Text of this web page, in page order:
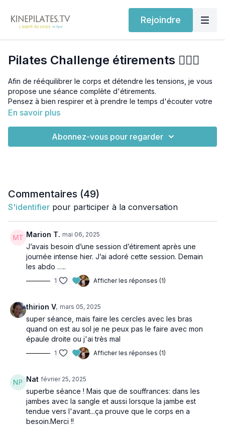
Rejoindre
Pilates Challenge étirements 🧘🏽‍♀️
Afin de rééquilibrer le corps et détendre les tensions, je vous
propose une séance complète d'étirements.
Pensez à bien respirer et à prendre le temps d'écouter votre
corps.
une sangle de yoga ou un long foulard ou une ceinture de
En savoir plus
Abonnez-vous pour regarder
Commentaires (49)
S'identifier pour participer à la conversation
Marion T. mai 06, 2025
J’avais besoin d’une session d’étirement après une
journée intense hier. J’ai adoré cette session. Demain
les abdo …..
1 Afficher les réponses (1)
thirion V. mars 05, 2025
super séance, mais faire les cercles avec les bras
quand on est au sol je ne peux pas le faire avec mon
épaule droite ou j'ai très mal
1 Afficher les réponses (1)
Nat février 25, 2025
superbe séance ! Mais que de souffrances: dans les
jambes avec la sangle et aussi lorsque la jambe est
tendue vers l'avant...ça prouve que le corps en a
besoin.Merci !!